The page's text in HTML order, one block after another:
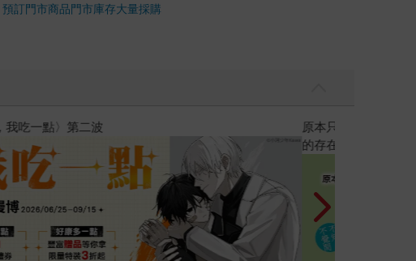
預訂門市商品門市庫存大量採購
修復版 黃色書刊回來